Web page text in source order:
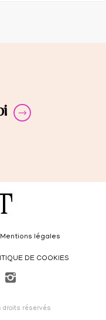
Mentions légales
DE COOKIES
droits réservés